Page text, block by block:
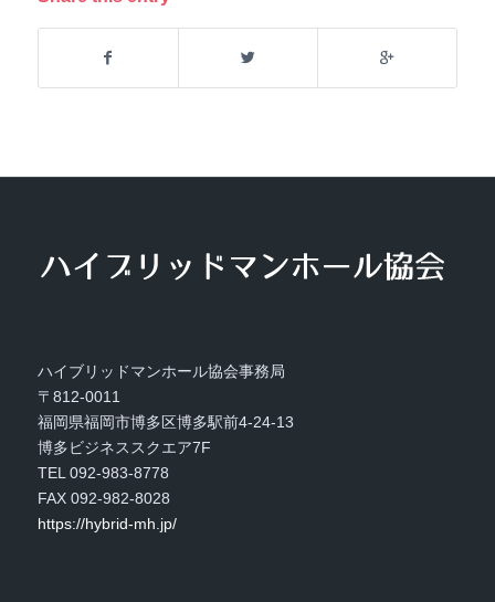
ハイブリッドマンホール協会事務局
〒812-0011
福岡県福岡市博多区博多駅前4-24-13
博多ビジネススクエア7F
TEL 092-983-8778
FAX 092-982-8028
https://hybrid-mh.jp/